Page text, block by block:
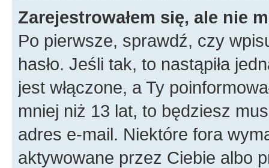
Zarejestrowałem się, ale nie
Po pierwsze, sprawdź, czy
hasło. Jeśli tak, to nastąpiła
jest włączone, a Ty
mniej niż 13 lat, to będziesz
adres e-mail. Niektóre fora
aktywowane przez Ciebie albo